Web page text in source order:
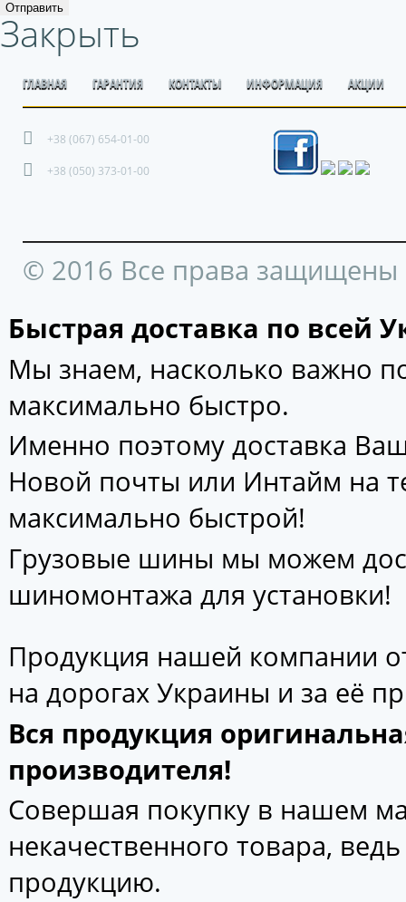
Отправить
Закрыть
ГЛАВНАЯ ГАРАНТИЯ КОНТАКТЫ ИНФОРМАЦИЯ АКЦИИ
+38 (067) 654-01-00
+38 (050) 373-01-00
© 2016 Все права защищены
Быстрая доставка по всей
Мы знаем, насколько важно
максимально быстро.
Именно поэтому доставка
Новой почты или Интайм на
максимально быстрой!
Грузовые шины мы можем
шиномонтажа для установки!
Продукция нашей компании
на дорогах Украины и за её
Вся продукция
производителя!
Совершая покупку в нашем
некачественного товара,
продукцию.